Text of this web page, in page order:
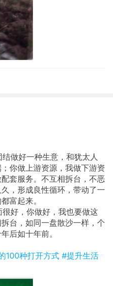
做好一种生意，和犹太人
你做上游资源，我做下游资
套服务。不互相拆台，不恶
，形成良性循环，带动了一
富起来。
好，你做好，我也要做这
台，如同一盘散沙一样，个
后如十年前。
100种打开方式 #提升生活